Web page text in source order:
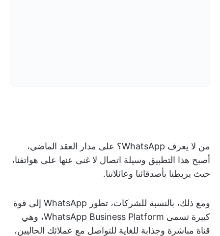
من لا يعرف WhatsApp؟ على مدار العقد الماضي،
أصبح هذا التطبيق وسيلة اتصال لا غنى عنها على هواتفنا،
حيث يربطنا بأصدقائنا وعائلاتنا.
ومع ذلك، بالنسبة للشركات، تطور WhatsApp إلى قوة
كبيرة تسمى WhatsApp Business Platform، وهي
قناة مباشرة وجذابة للغاية للتواصل مع عملائك الحاليين،